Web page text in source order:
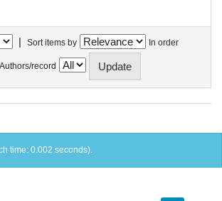
| Sort items by In order
Authors/record
time: 0.002 seconds).